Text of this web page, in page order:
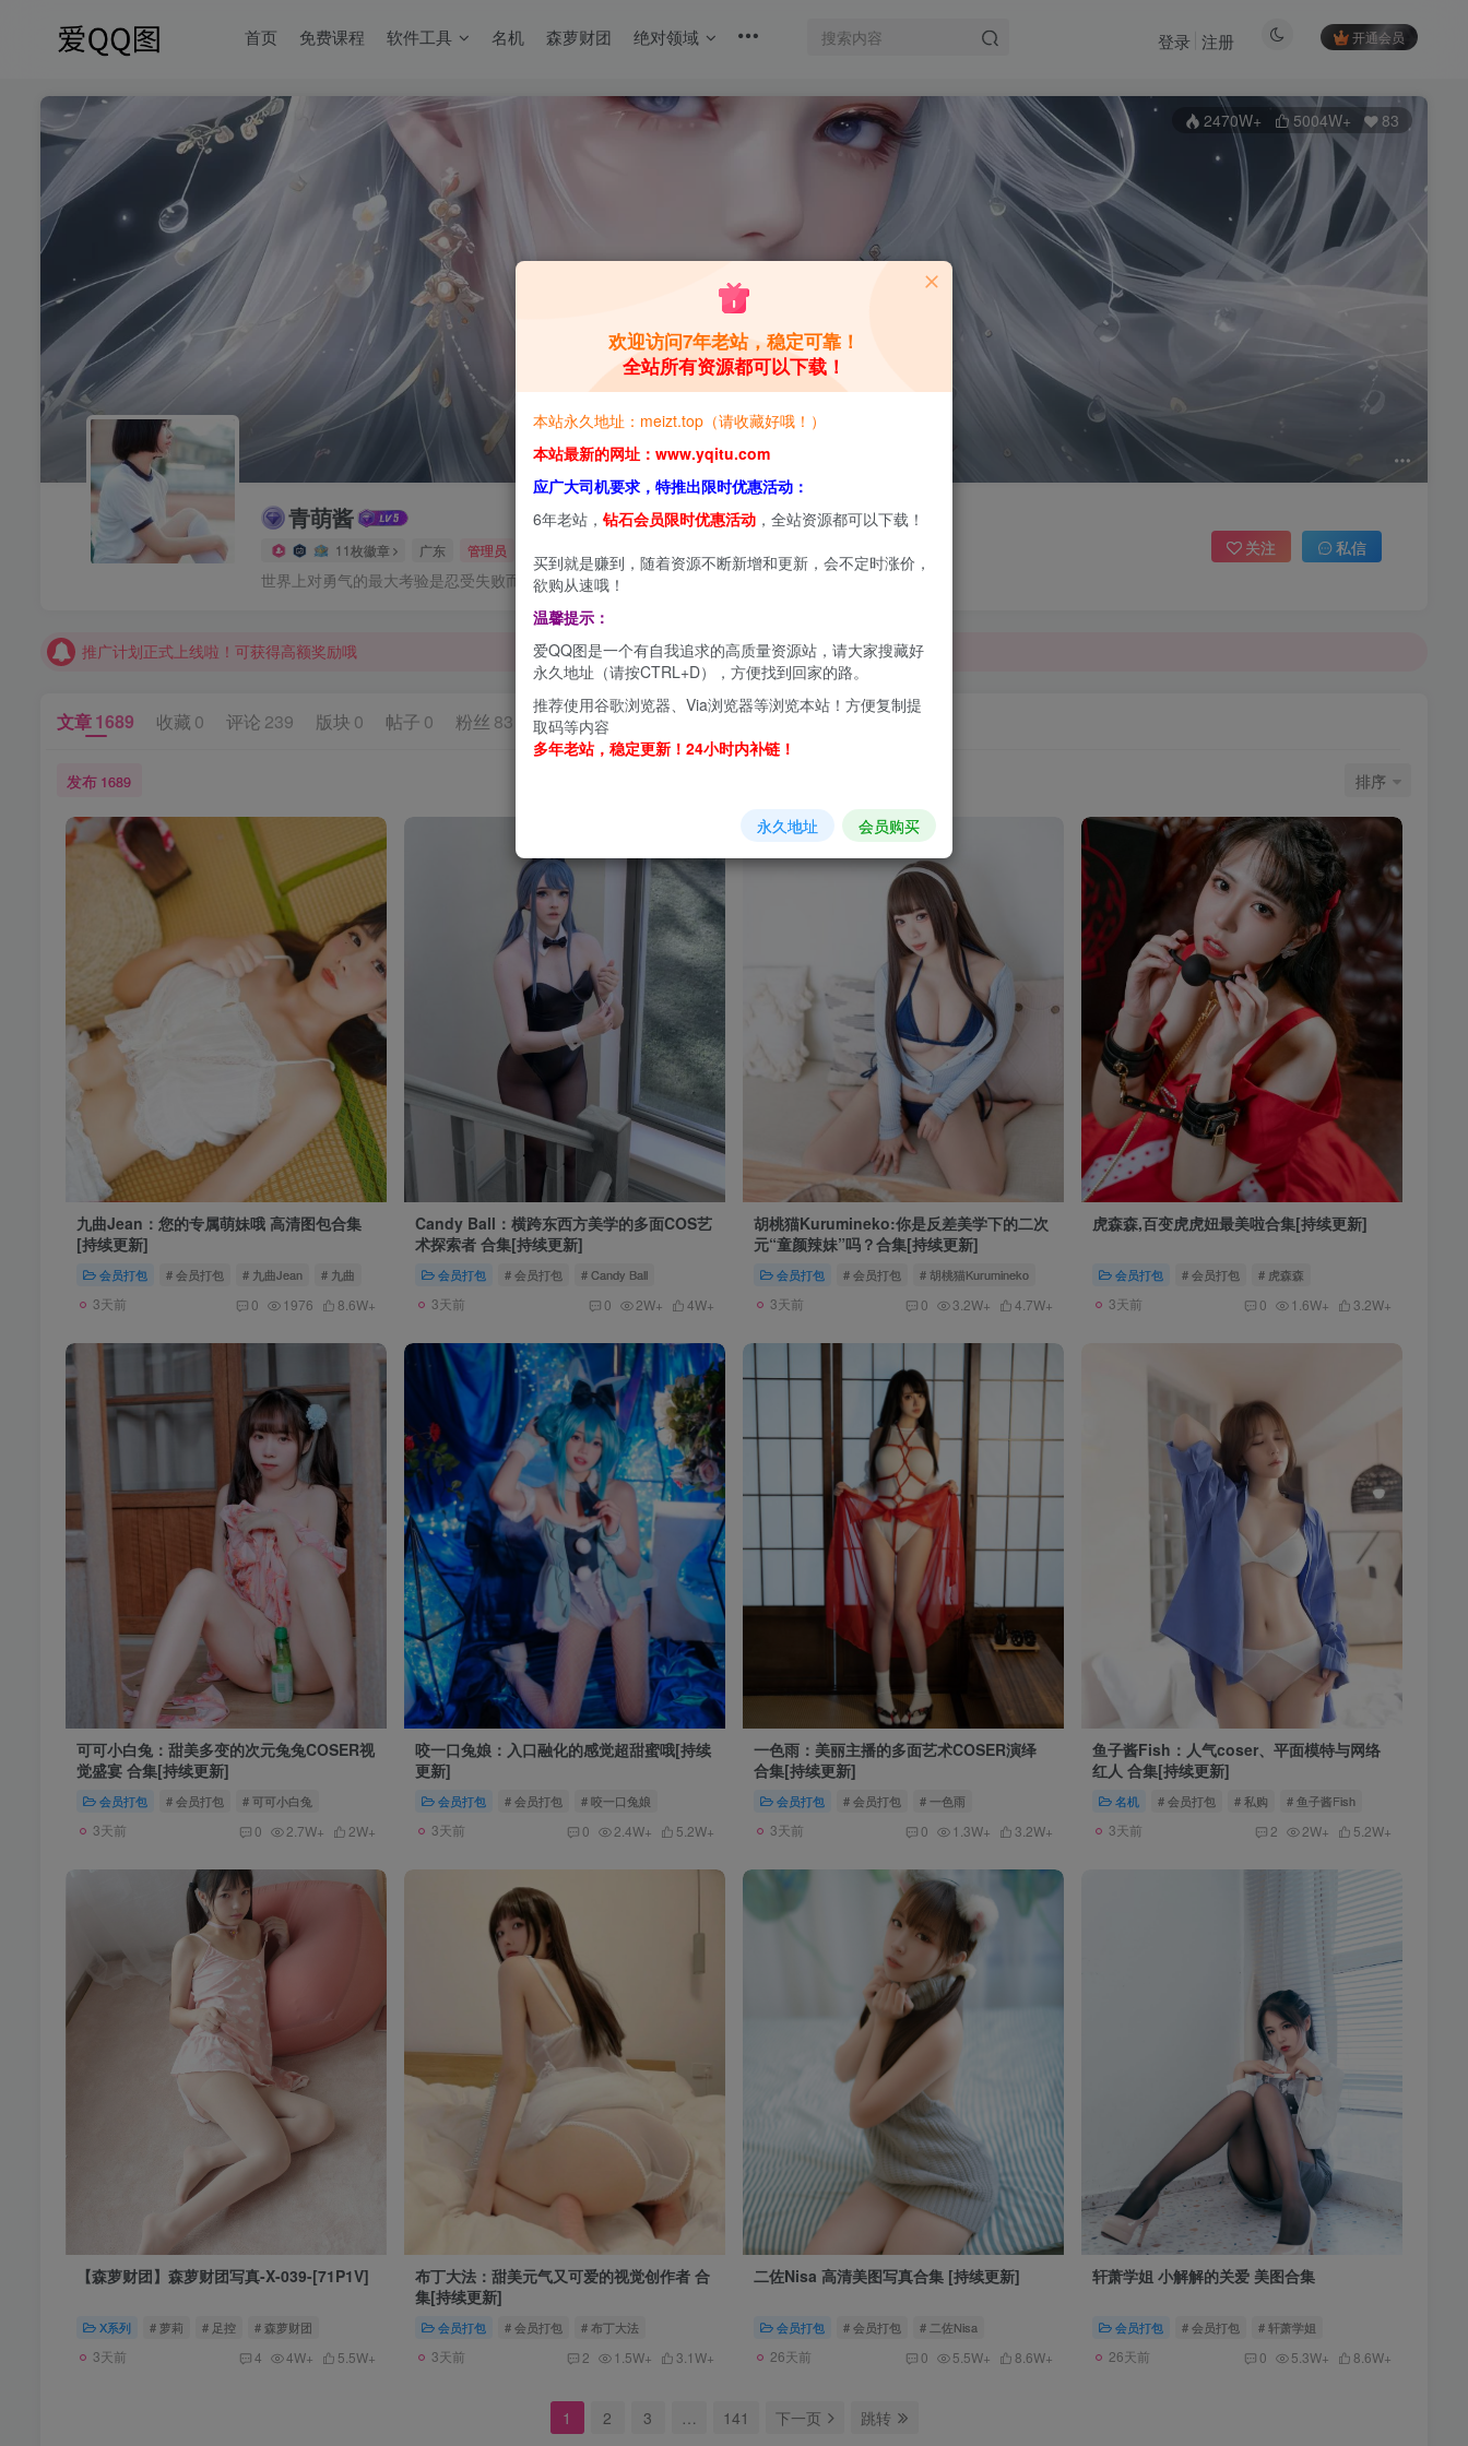
首页 免费课程 软件工具 名机 森萝财团 绝对领域 开通会员
登录 注册
2470W+ 5004W+ 83
青萌酱
11枚徽章 广东 管理员
世界上对勇气的最大考验是忍受失败而不丧失信心
关注 私信
【请收藏】本站永久地址是 https://www.meizt.top
推广计划正式上线啦！可获得高额奖励哦
推广计划正式上线啦！可获得高额奖励哦
文章1689 收藏 0 评论 239 版块 0 帖子 0 粉丝 83
发布 1689 排序
九曲Jean：您的专属萌妹哦 高清图包合集
[持续更新]
会员打包 # 会员打包 # 九曲Jean # 九曲
3天前 0 1976 8.6W+
Candy Ball：横跨东西方美学的多面COS艺
术探索者 合集[持续更新]
会员打包 # 会员打包 # Candy Ball
3天前 0 2W+ 4W+
胡桃猫Kurumineko:你是反差美学下的二次
元“童颜辣妹”吗？合集[持续更新]
会员打包 # 会员打包 # 胡桃猫Kurumineko
3天前 0 3.2W+ 4.7W+
虎森森,百变虎虎妞最美啦合集[持续更新]
会员打包 # 会员打包 # 虎森森
3天前 0 1.6W+ 3.2W+
可可小白兔：甜美多变的次元兔兔COSER视
觉盛宴 合集[持续更新]
会员打包 # 会员打包 # 可可小白兔
3天前 0 2.7W+ 2W+
咬一口兔娘：入口融化的感觉超甜蜜哦[持续
更新]
会员打包 # 会员打包 # 咬一口兔娘
3天前 0 2.4W+ 5.2W+
一色雨：美丽主播的多面艺术COSER演绎
合集[持续更新]
会员打包 # 会员打包 # 一色雨
3天前 0 1.3W+ 3.2W+
鱼子酱Fish：人气coser、平面模特与网络
红人 合集[持续更新]
名机 # 会员打包 # 私购 # 鱼子酱Fish
3天前 2 2W+ 5.2W+
【森萝财团】森萝财团写真-X-039-[71P1V]
X系列 # 萝莉 # 足控 # 森萝财团
3天前 4 4W+ 5.5W+
布丁大法：甜美元气又可爱的视觉创作者 合
集[持续更新]
会员打包 # 会员打包 # 布丁大法
3天前 2 1.5W+ 3.1W+
二佐Nisa 高清美图写真合集 [持续更新]
会员打包 # 会员打包 # 二佐Nisa
26天前 0 5.5W+ 8.6W+
轩萧学姐 小解解的关爱 美图合集
会员打包 # 会员打包 # 轩萧学姐
26天前 0 5.3W+ 8.6W+
1 2 3 … 141 下一页 跳转
欢迎访问7年老站，稳定可靠！
全站所有资源都可以下载！
本站永久地址：meizt.top（请收藏好哦！）
本站最新的网址：www.yqitu.com
应广大司机要求，特推出限时优惠活动：
6年老站， 钻石会员限时优惠活动 ，全站资源都可以下载！
买到就是赚到，随着资源不断新增和更新，会不定时涨价，
欲购从速哦！
温馨提示：
爱QQ图是一个有自我追求的高质量资源站，请大家搜藏好
永久地址（请按CTRL+D），方便找到回家的路。
推荐使用谷歌浏览器、Via浏览器等浏览本站！方便复制提
取码等内容
多年老站，稳定更新！24小时内补链！
永久地址 会员购买